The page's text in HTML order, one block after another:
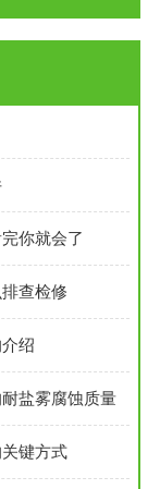
你就会了
查检修
绍
盐雾腐蚀质量
键方式